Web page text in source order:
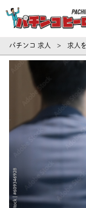
パチンコ 求人 > 求人